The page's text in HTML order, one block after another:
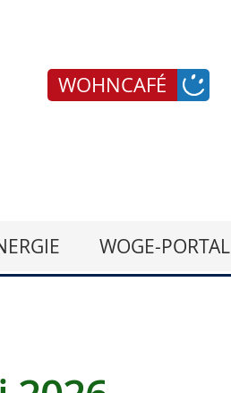
WOHNCAFÉ
WOGE-PORTAL